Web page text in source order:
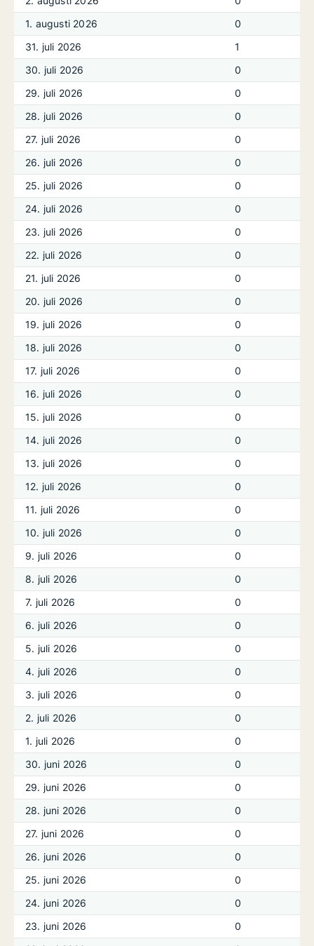
1. augusti 2026
0
31. juli 2026
1
30. juli 2026
0
29. juli 2026
0
28. juli 2026
0
27. juli 2026
0
26. juli 2026
0
25. juli 2026
0
24. juli 2026
0
23. juli 2026
0
22. juli 2026
0
21. juli 2026
0
20. juli 2026
0
19. juli 2026
0
18. juli 2026
0
17. juli 2026
0
16. juli 2026
0
15. juli 2026
0
14. juli 2026
0
13. juli 2026
0
12. juli 2026
0
11. juli 2026
0
10. juli 2026
0
9. juli 2026
0
8. juli 2026
0
7. juli 2026
0
6. juli 2026
0
5. juli 2026
0
4. juli 2026
0
3. juli 2026
0
2. juli 2026
0
1. juli 2026
0
30. juni 2026
0
29. juni 2026
0
28. juni 2026
0
27. juni 2026
0
26. juni 2026
0
25. juni 2026
0
24. juni 2026
0
23. juni 2026
0